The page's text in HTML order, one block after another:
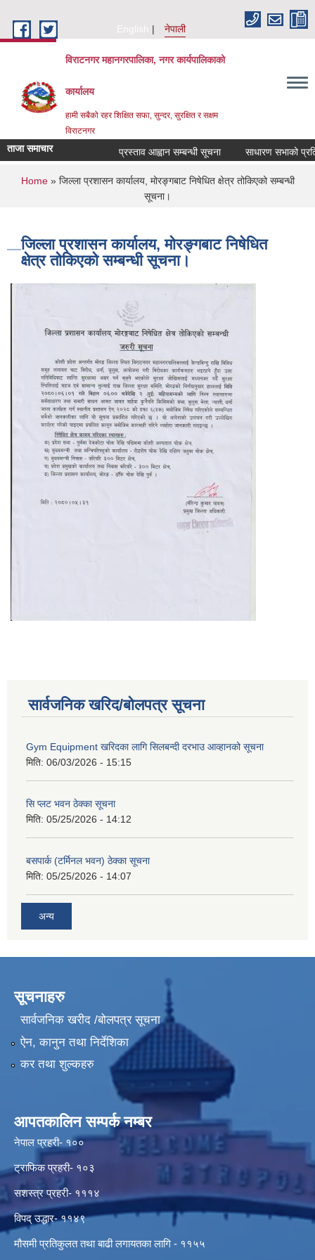
English
नेपाली
विराटनगर महानगरपालिका, नगर कार्यपालिकाको
कार्यालय
हामी सबैको रहर शिक्षित सफा, सुन्दर, सुरक्षित र सक्षम
विराटनगर
ताजा समाचार प्रस्ताव आह्वान सम्बन्धी सूचना साधारण सभाको
You are here
Home» जिल्ला प्रशासन कार्यालय, मोरङ्गबाट निषेधित क्षेत्र तोकिएको सम्बन्धी
सूचना।
जिल्ला प्रशासन कार्यालय, मोरङ्गबाट निषेधित
क्षेत्र तोकिएको सम्बन्धी सूचना।
सार्वजनिक खरिद/बोलपत्र सूचना
Gym Equipment खरिदका लागि सिलबन्दी दरभाउ आव्हानको सूचना
मिति: 06/03/2026 - 15:15
सि प्लट भवन ठेक्का सूचना
मिति: 05/25/2026 - 14:12
बसपार्क (टर्मिनल भवन) ठेक्का सूचना
मिति: 05/25/2026 - 14:07
अन्य
सूचनाहरु
सार्वजनिक खरीद /बोलपत्र सूचना
ऐन, कानुन तथा निर्देशिका
कर तथा शुल्कहरु
आपतकालिन सम्पर्क नम्बर
नेपाल प्रहरी- १००
ट्राफिक प्रहरी- १०३
सशस्त्र प्रहरी- १११४
विपद् उद्धार- ११४९
मौसमी प्रतिकुलत तथा बाढी लगायतका लागि - ११५५